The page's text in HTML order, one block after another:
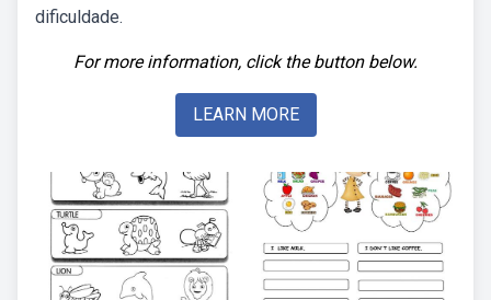
dificuldade.
For more information, click the button below.
LEARN MORE